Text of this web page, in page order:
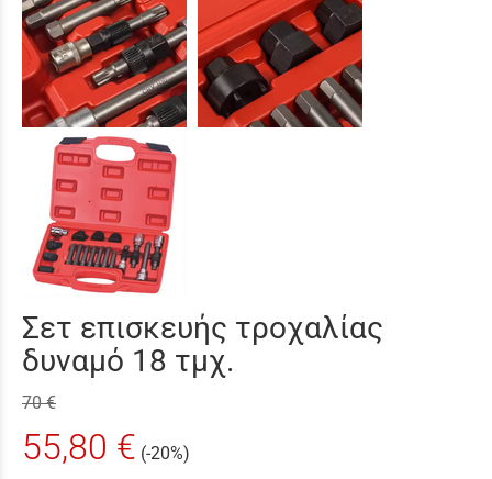
Σετ επισκευής τροχαλίας
δυναμό 18 τμχ.
70 €
55,80 € (-20%)